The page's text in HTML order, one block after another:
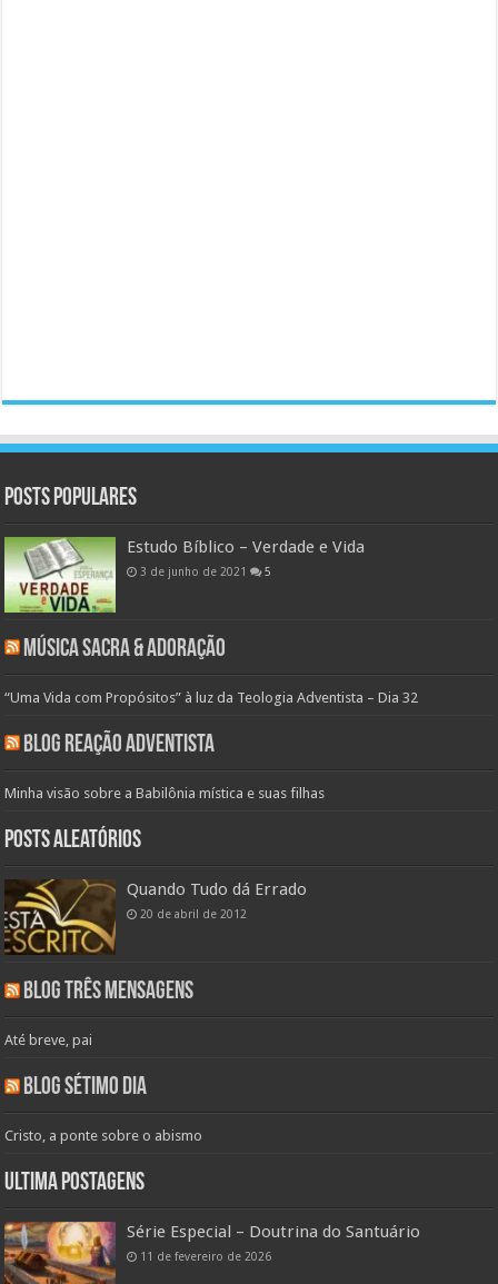
Posts populares
Estudo Bíblico – Verdade e Vida
3 de junho de 2021 5
Música Sacra & Adoração
“Uma Vida com Propósitos” à luz da Teologia Adventista – Dia 32
Blog Reação Adventista
Minha visão sobre a Babilônia mística e suas filhas
Posts aleatórios
Quando Tudo dá Errado
20 de abril de 2012
Blog Três Mensagens
Até breve, pai
Blog Sétimo Dia
Cristo, a ponte sobre o abismo
Ultima Postagens
Série Especial – Doutrina do Santuário
11 de fevereiro de 2026